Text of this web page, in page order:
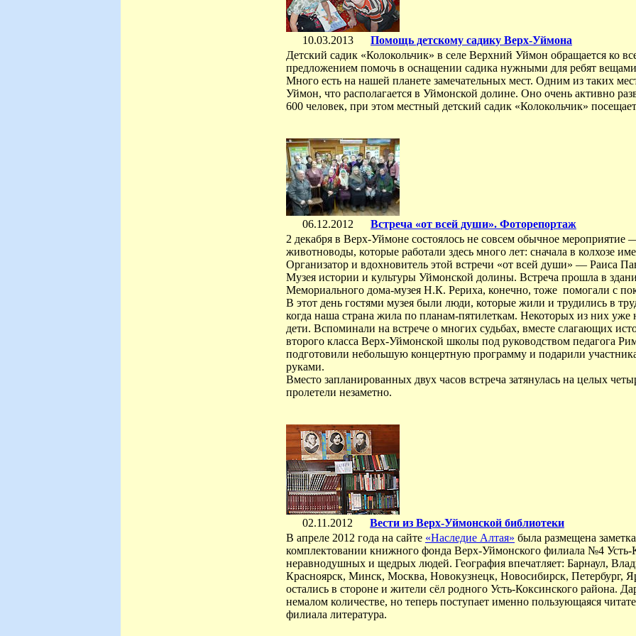
10.03.2013
Помощь детскому садику Верх-Уймона
Детский садик «Колокольчик» в селе Верхний Уймон обращается ко
предложением помочь в оснащении садика нужными для ребят
Много есть на нашей планете замечательных мест. Одним из таких
Уймон, что располагается в Уймонской долине. Оно очень активно
600 человек, при этом местный детский садик «Колокольчик»
06.12.2012
Встреча «от всей души». Фоторепортаж
2 декабря в Верх-Уймоне состоялось не совсем обычное мероприятие
животноводы, которые работали здесь много лет: сначала в колхозе
Организатор и вдохновитель этой встречи «от всей души» — Раиса
Музея истории и культуры Уймонской долины. Встреча прошла в
Мемориального дома-музея Н.К. Рериха, конечно, тоже помогали с
В этот день гостями музея были люди, которые жили и трудились в
когда наша страна жила по планам-пятилеткам. Некоторых из них
дети. Вспоминали на встрече о многих судьбах, вместе слагающих
второго класса Верх-Уймонской школы под руководством педагога
подготовили небольшую концертную программу и подарили
руками.
Вместо запланированных двух часов встреча затянулась на целых
пролетели незаметно.
02.11.2012
Вести из Верх-Уймонской библиотеки
В апреле 2012 года на сайте «Наследие Алтая» была размещена
комплектовании книжного фонда Верх-Уймонского филиала №4
неравнодушных и щедрых людей. География впечатляет: Барнаул,
Красноярск, Минск, Москва, Новокузнецк, Новосибирск, Петербург,
остались в стороне и жители сёл родного Усть-Коксинского района.
немалом количестве, но теперь поступает именно пользующаяся
филиала литература.